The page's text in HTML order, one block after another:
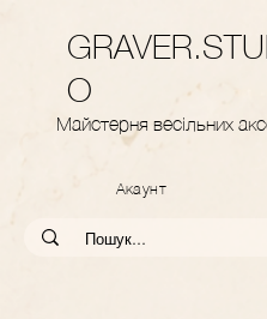
O
Майстерня весільних
Акаунт